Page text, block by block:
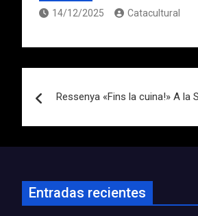
14/12/2025 Catacultural
de
Ressenya «Fins la cuina!» A la
Entradas recientes